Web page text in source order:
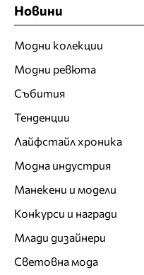
Новини
Модни колекции
Модни ревюта
Събития
Тенденции
Лайфстайл хроника
Модна индустрия
Манекени и модели
Конкурси и награди
Млади дизайнери
Световна мода